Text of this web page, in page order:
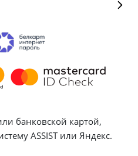
банковской картой,
ASSIST или Яндекс.